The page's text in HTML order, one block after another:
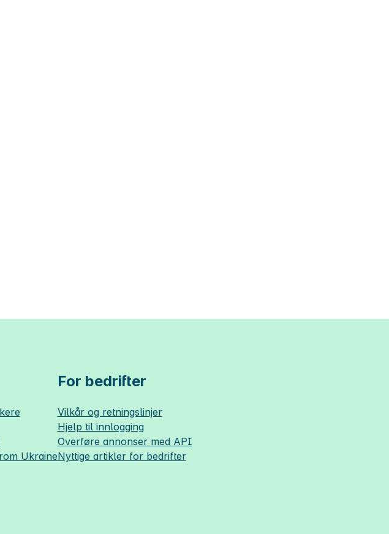
Ukraine
For bedrifter
Vilkår og retningslinjer
Hjelp til innlogging
Overføre annonser med API
Nyttige artikler for bedrifter